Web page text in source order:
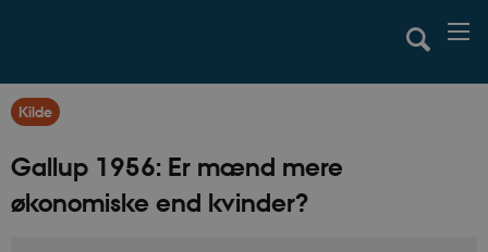
Kilde
Gallup 1956: Er mænd mere
økonomiske end kvinder?